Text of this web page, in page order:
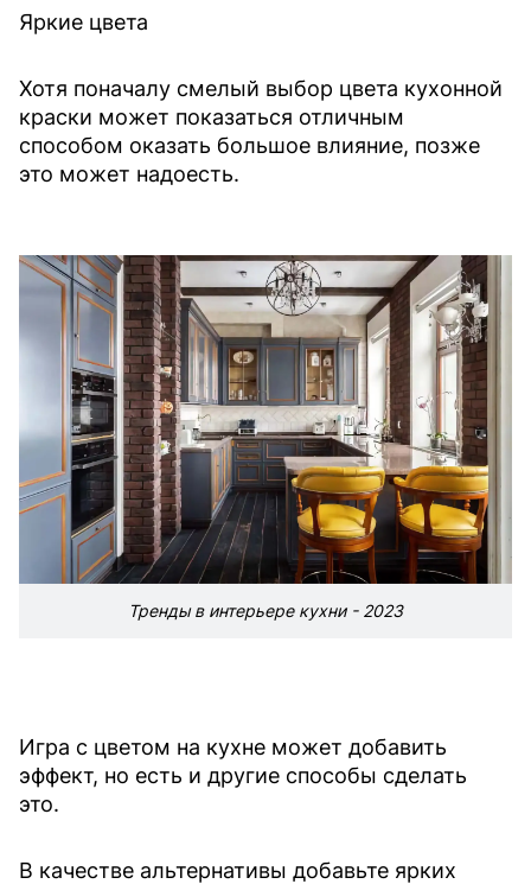
Яркие цвета
Хотя поначалу смелый выбор цвета кухонной
краски может показаться отличным
способом оказать большое влияние, позже
это может надоесть.
Тренды в интерьере кухни - 2023
Игра с цветом на кухне может добавить
эффект, но есть и другие способы сделать
это.
В качестве альтернативы добавьте ярких